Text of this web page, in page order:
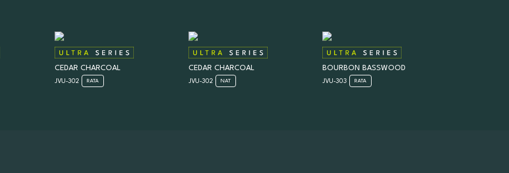
CEDAR CHARCOAL
JVU-302 RATA
CEDAR CHARCOAL
JVU-302 NAT
BOURBON BASSWOOD
JVU-303 RATA